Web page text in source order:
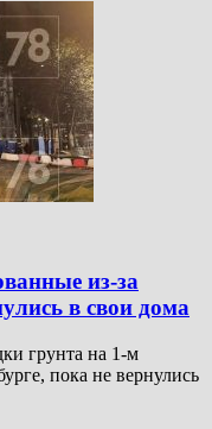
из-за
в свои дома
грунта на 1-м
пока не вернулись